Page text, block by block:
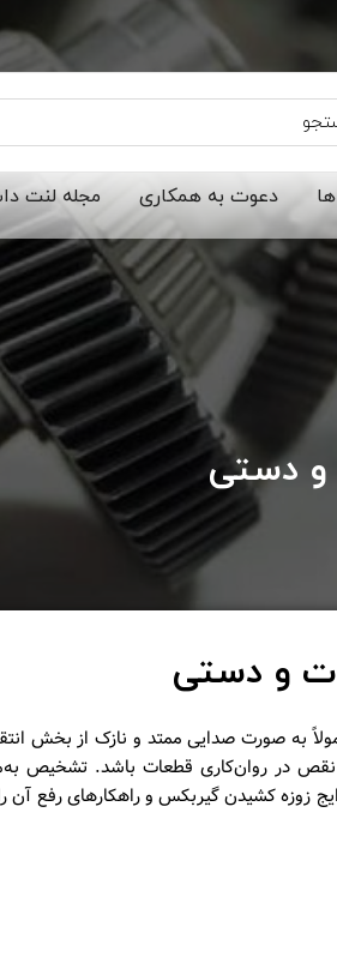
دعوت به همکاری مجله لنت
و دستی
و دستی
به صورت صدایی ممتد و نازک از بخش
نقص در روان‌کاری قطعات باشد. تشخیص
زوزه کشیدن گیربکس و راهکارهای رفع آن